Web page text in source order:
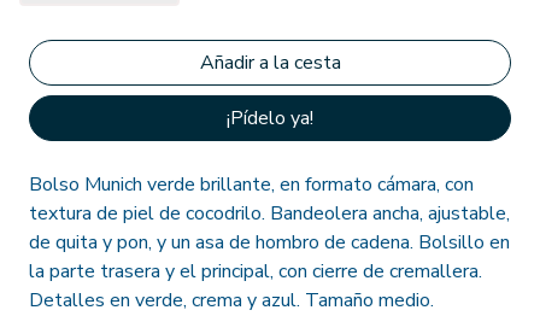
¡Pídelo ya!
Bolso Munich verde brillante, en formato cámara, con
textura de piel de cocodrilo. Bandeolera ancha, ajustable,
de quita y pon, y un asa de hombro de cadena. Bolsillo en
la parte trasera y el principal, con cierre de cremallera.
Detalles en verde, crema y azul. Tamaño medio.